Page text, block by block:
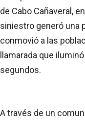
de Cabo Cañaveral,
siniestro generó una
conmovió a las
llamarada que
segundos.
A través de un